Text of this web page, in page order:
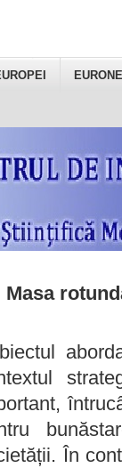
Masa
În